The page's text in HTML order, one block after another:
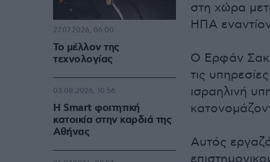
στη χώρα
ΗΠΑ
Ο Ερφάν
τις
ισραηλινή
Αυτός
Το μέλλον της
τεχνολογίας
27.07.2026, 06:00
Η Smart φοιτητική
κατοικία στην καρδιά της
Αθήνας
03.08.2026, 10:56